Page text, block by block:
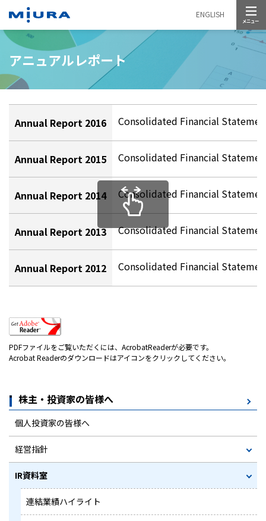
ENGLISH
アニュアルレポート
Annual Report 2016 Consolidated Financial
Annual Report 2015 Consolidated Financial
Annual Report 2014 Consolidated Financial
Annual Report 2013 Consolidated Financial
Annual Report 2012 Consolidated Financial
PDFファイルをご覧いただくには、AcrobatReaderが必要です。
Acrobat Readerのダウンロードはアイコンをクリックしてください。
株主・投資家の皆様へ
個人投資家の皆様へ
経営指針
IR資料室
連結業績ハイライト